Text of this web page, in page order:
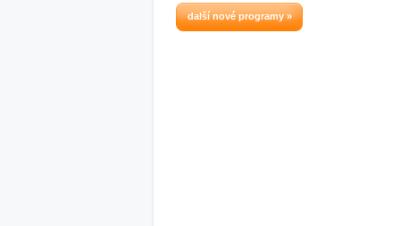
další nové programy »